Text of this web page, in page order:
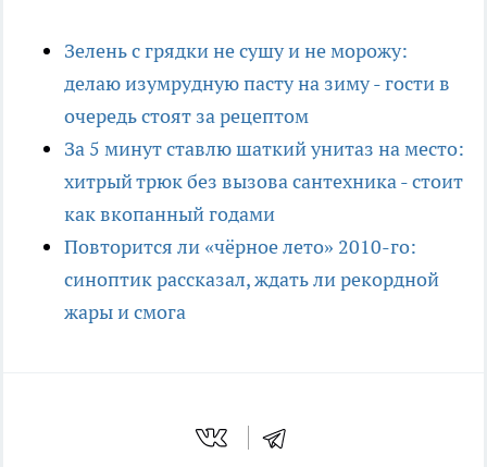
Зелень с грядки не сушу и не морожу:
делаю изумрудную пасту на зиму - гости в
очередь стоят за рецептом
За 5 минут ставлю шаткий унитаз на место:
хитрый трюк без вызова сантехника - стоит
как вкопанный годами
Повторится ли «чёрное лето» 2010-го:
синоптик рассказал, ждать ли рекордной
жары и смога